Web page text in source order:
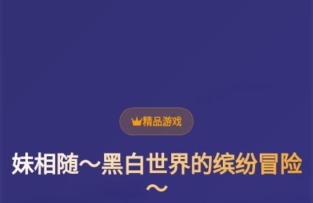
精品游戏
妹相随～黑白世界的缤纷冒险
～